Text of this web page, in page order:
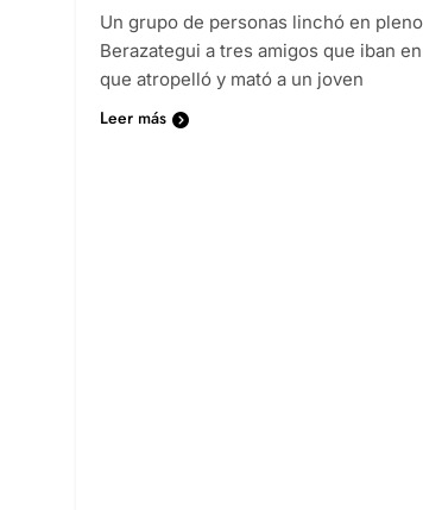
Un grupo de personas linchó en
Berazategui a tres amigos que iban
que atropelló y mató a un joven
Leer más